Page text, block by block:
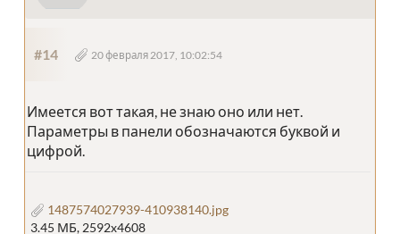
#14 20 февраля 2017, 10:02:54
Имеется вот такая, не знаю оно или нет.
Параметры в панели обозначаются буквой и
цифрой.
1487574027939-410938140.jpg
3.45 МБ, 2592x4608